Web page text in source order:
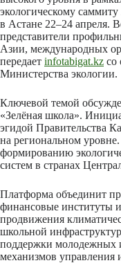
экологическому
в Астане 22–24 апреля.
представители
Азии, международных
передает infotabigat.kz со
Министерства экологии.
Ключевой темой
«Зелёная школа».
эгидой Правительства
на региональном
формированию
систем в странах
Платформа объединит
финансовые институты
продвижения
школьной
поддержки молодежных
механизмов управления